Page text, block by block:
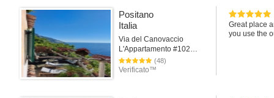
worked
again!
Positano
Italia
Via del Canovaccio
L'Appartamento #102Positano
(48)
Verificato™
Great place
you use the